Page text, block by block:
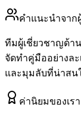
คำแนะนำจาก
ทีมผู้เชี่ยวชาญด้า
จัดทำคู่มืออย่างล
และมุมลับที่น่าสน
ค่านิยมของเรา